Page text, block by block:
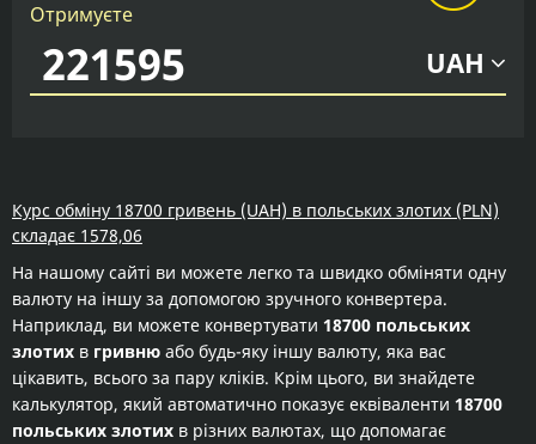
Отримуєте
UAH
Курс обміну 18700 гривень (UAH) в польських злотих (PLN)
складає 1578,06
На нашому сайті ви можете легко та швидко обміняти одну
валюту на іншу за допомогою зручного конвертера.
Наприклад, ви можете конвертувати 18700 польських
злотих в гривню або будь-яку іншу валюту, яка вас
цікавить, всього за пару кліків. Крім цього, ви знайдете
калькулятор, який автоматично показує еквіваленти 18700
польських злотих в різних валютах, що допомагає